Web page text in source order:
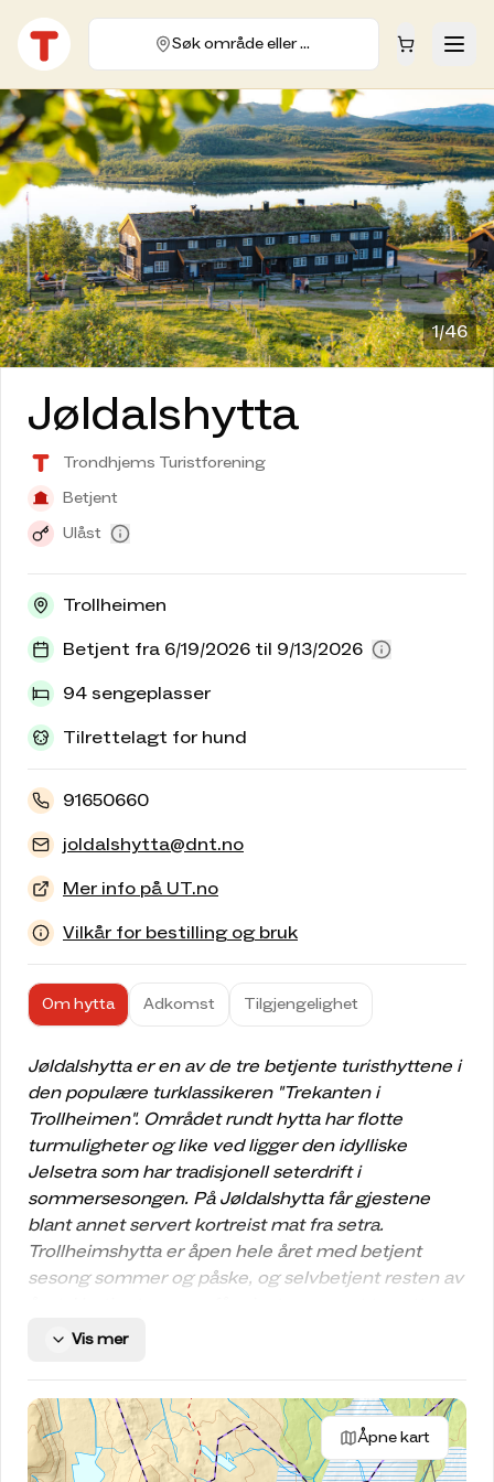
Søk område eller hytte
1/46
Jøldalshytta
Trondhjems Turistforening
Betjent
Ulåst
Trollheimen
Betjent fra 6/19/2026 til 9/13/2026
94 sengeplasser
Tilrettelagt for hund
91650660
joldalshytta@dnt.no
Mer info på UT.no
Vilkår for bestilling og bruk
Om hytta Adkomst Tilgjengelighet
Jøldalshytta er en av de tre betjente turisthyttene i
den populære turklassikeren "Trekanten i
Trollheimen". Området rundt hytta har flotte
turmuligheter og like ved ligger den idylliske
Jelsetra som har tradisjonell seterdrift i
sommersesongen. På Jøldalshytta får gjestene
blant annet servert kortreist mat fra setra.
Trollheimshytta er åpen hele året med betjent
sesong sommer og påske, og selvbetjent resten av
middag og frokost. Det er i tillegg mulig å kjøpe øl
Beliggenhet
Jøldalshytta er lett tilgjengelig til fots eller på
sykkel etter knappe fem kilometer på en fin
Vis mer
Åpne kart